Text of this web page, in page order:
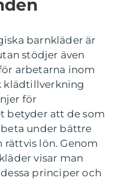
barnkläder är
stödjer även
arbetarna inom
klädtillverkning
för
betyder att de som
under bättre
lön. Genom
visar man
principer och